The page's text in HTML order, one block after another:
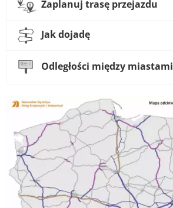
Zaplanuj trasę przejazdu
Jak dojadę
Odległości między miastami